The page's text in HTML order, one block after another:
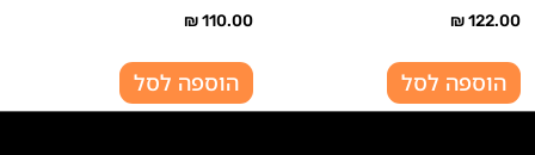
₪122.00
הוספה לסל
₪110.00
הוספה לסל